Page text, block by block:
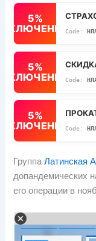
5%
5%
5%
ГруппаЛатинская
допандемических
его операции в